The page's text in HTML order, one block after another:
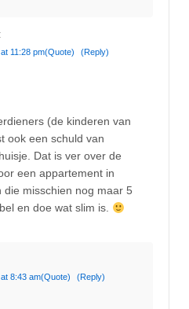
11:28 pm(Quote) (Reply)
(de kinderen van
ook een schuld van
Dat is ver over de
een appartement in
die misschien nog maar 5
en doe wat slim is.
8:43 am(Quote) (Reply)